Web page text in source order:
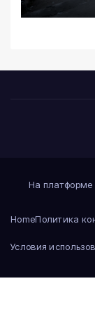
На платформе
HomeПолитика
Условия